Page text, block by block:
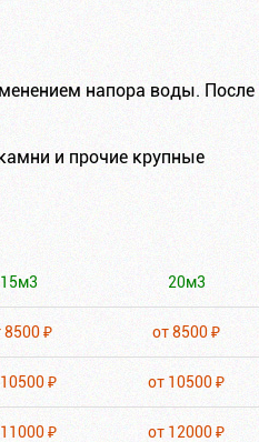
напора воды. После
и прочие крупные
15м3 20м3
8500 ₽ от 8500 ₽
₽ от 10500 ₽
₽ от 12000 ₽